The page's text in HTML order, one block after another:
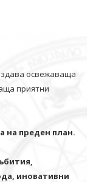
освежаваща
приятни
на преден план.
иновативни